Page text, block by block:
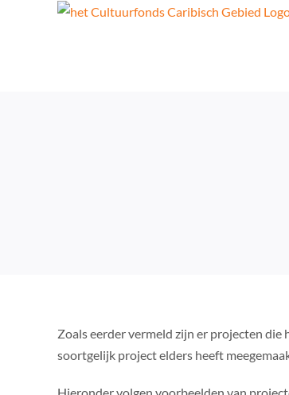
Zoals eerder vermeld zijn er projecten
soortgelijk project elders heeft